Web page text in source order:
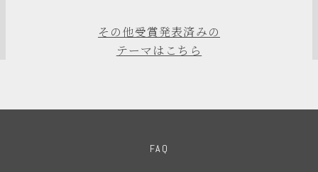
その他受賞発表済みの
テーマはこちら
FAQ